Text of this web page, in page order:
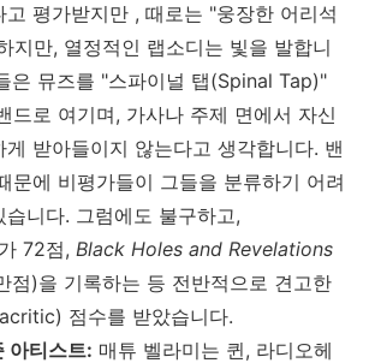
고 평가받지만 , 때로는 "웅장한 어리석
지만, 열정적인 랩소디는 빛을 발합니
은 뮤즈를 "스파이널 탭(Spinal Tap)"
드로 여기며, 가사나 주제 면에서 자신
게 받아들이지 않는다고 생각합니다. 밴
문에 비평가들이 그들을 분류하기 어려
습니다. 그럼에도 불구하고,
가 72점, Black Holes and Revelations
점)을 기록하는 등 전반적으로 견고한
점수를 받았습니다.
아티스트: 매튜 벨라미는 퀸, 라디오헤